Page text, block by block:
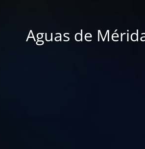
Aguas de